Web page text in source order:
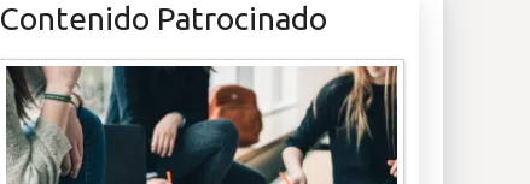
Contenido Patrocinado